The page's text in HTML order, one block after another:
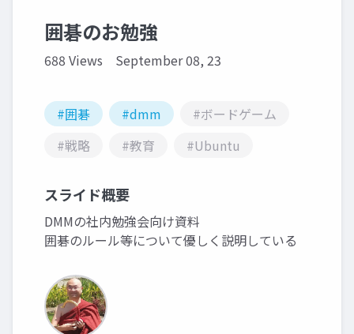
囲碁のお勉強
688 Views September 08, 23
#囲碁 #dmm
#ボードゲーム
#戦略
#教育 #Ubuntu
スライド概要
DMMの社内勉強会向け資料
囲碁のルール等について優しく説明している